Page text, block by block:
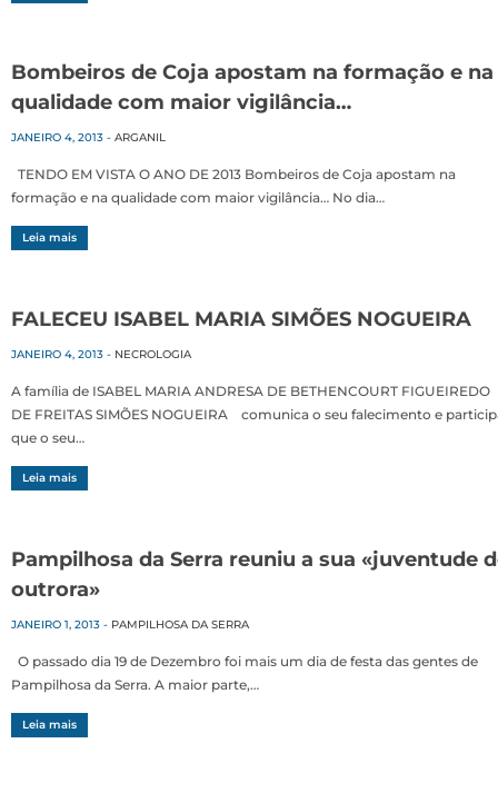
Bombeiros de Coja apostam na formação e na
qualidade com maior vigilância…
JANEIRO 4, 2013 - ARGANIL
TENDO EM VISTA O ANO DE 2013 Bombeiros de Coja apostam na
formação e na qualidade com maior vigilância… No dia…
Leia mais
FALECEU ISABEL MARIA SIMÕES NOGUEIRA
JANEIRO 4, 2013 - NECROLOGIA
A família de ISABEL MARIA ANDRESA DE BETHENCOURT FIGUEIREDO
DE FREITAS SIMÕES NOGUEIRA comunica o seu falecimento e
que o seu…
Leia mais
Pampilhosa da Serra reuniu a sua «juventude
outrora»
JANEIRO 1, 2013 - PAMPILHOSA DA SERRA
O passado dia 19 de Dezembro foi mais um dia de festa das gentes de
Pampilhosa da Serra. A maior parte,…
Leia mais